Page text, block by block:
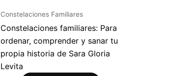
Constelaciones Familiares
Constelaciones familiares: Para
ordenar, comprender y sanar tu
propia historia de Sara Gloria
Levita